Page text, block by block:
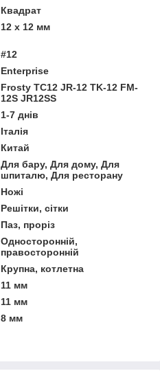
Квадрат
12 x 12 мм
#12
Enterprise
Frosty TC12 JR-12 TK-12 FM-
12S JR12SS
1-7 днів
Італія
Китай
Для бару, Для дому, Для
шпиталю, Для ресторану
Ножі
Решітки, сітки
Паз, проріз
Односторонній,
правосторонній
Крупна, котлетна
11 мм
11 мм
8 мм